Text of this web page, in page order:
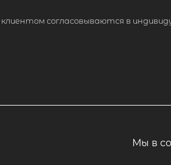
согласовываются в
Мы в